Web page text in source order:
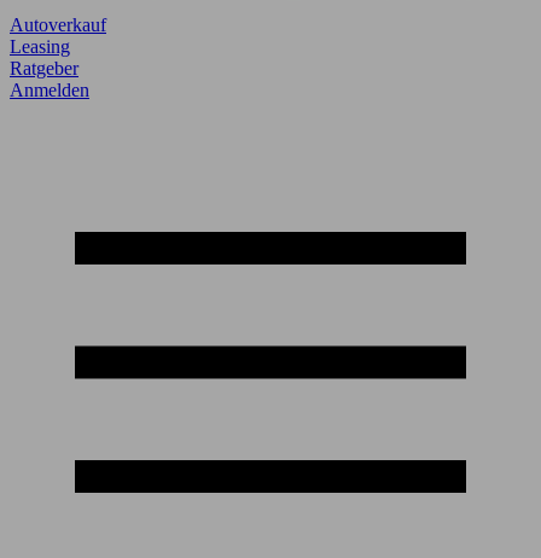
Autoverkauf
Leasing
Ratgeber
Anmelden